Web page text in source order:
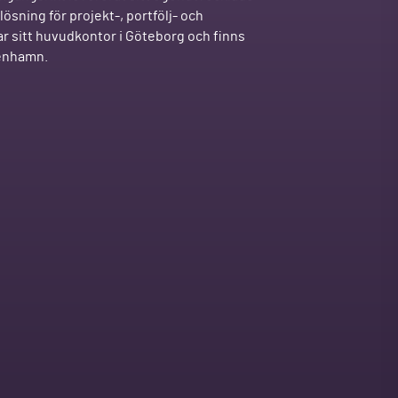
för projekt-, portfölj- och
sitt huvudkontor i Göteborg och finns